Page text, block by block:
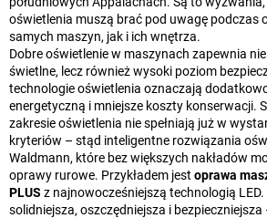
oświetlenia muszą brać pod uwagę podczas
samych maszyn, jak i ich wnętrza.
Dobre oświetlenie w maszynach zapewnia
świetlne, lecz również wysoki poziom
technologie oświetlenia oznaczają
energetyczną i mniejsze koszty konserwacji.
zakresie oświetlenia nie spełniają już w
kryteriów – stąd inteligentne rozwiązania
Waldmann, które bez większych nakładów
oprawy rurowe. Przykładem jest oprawa
PLUS z najnowocześniejszą technologią
solidniejsza, oszczędniejsza i